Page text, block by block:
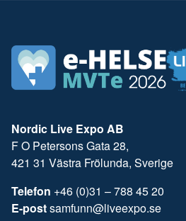
Nordic Live Expo AB
F O Petersons Gata 28,
421 31 Västra Frölunda, Sverige
Telefon +46 (0)31 – 788 45 20
E-postsamfunn@liveexpo.se